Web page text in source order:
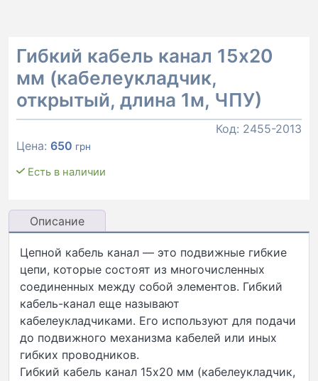
Гибкий кабель канал 15х20
мм (кабелеукладчик,
открытый, длина 1м, ЧПУ)
Код: 2455-2013
Цена:650 грн
Есть в наличии
Описание
Цепной кабель канал — это подвижные гибкие
цепи, которые состоят из многочисленных
соединенных между собой элементов. Гибкий
кабель-канал еще называют
кабелеукладчиками. Его используют для подачи
до подвижного механизма кабелей или иных
гибких проводников.
Гибкий кабель канал 15х20 мм (кабелеукладчик,